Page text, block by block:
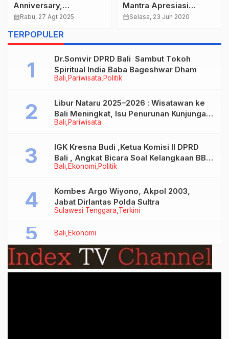
Anniversary,
Moonstone Beach
Wonderful Night
calendar_monthRabu, 27 Agt 2025
Mantra Apresiasi
Penerapan Protokol
Plastik di Pasar Kertha
Waringin Sari.
calendar_monthSelasa, 23 Jun 2020
TERPOPULER
Bali Pariwisata Politik
Dr.Somvir DPRD Bali Sambut Tokoh
Spiritual India Baba Bageshwar Dham
Bali Pariwisata
Libur Nataru 2025–2026 : Wisatawan ke
Bali Meningkat, Isu Penurunan Kunjungan
Tidak Benar
Bali Ekonomi Politik
IGK Kresna Budi ,Ketua Komisi II DPRD
Bali , Angkat Bicara Soal Kelangkaan BBM
Bersubsidi Jenis Solar
Sulawesi Tenggara Terkini
Kombes Argo Wiyono, Akpol 2003,
Jabat Dirlantas Polda Sultra
Bali Ekonomi